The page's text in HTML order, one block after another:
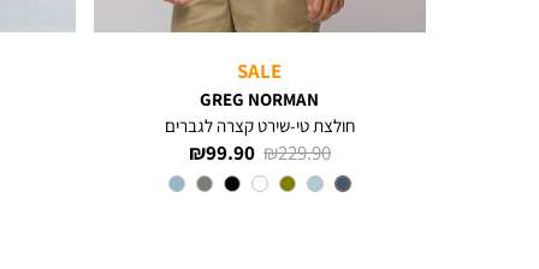
SALE
GREG NORMAN
חולצת טי-שירט קצרה לגברים
מחיר
מוצר
99.90 ₪
מחיר
רגיל
229.90 ₪
צבע
IRON